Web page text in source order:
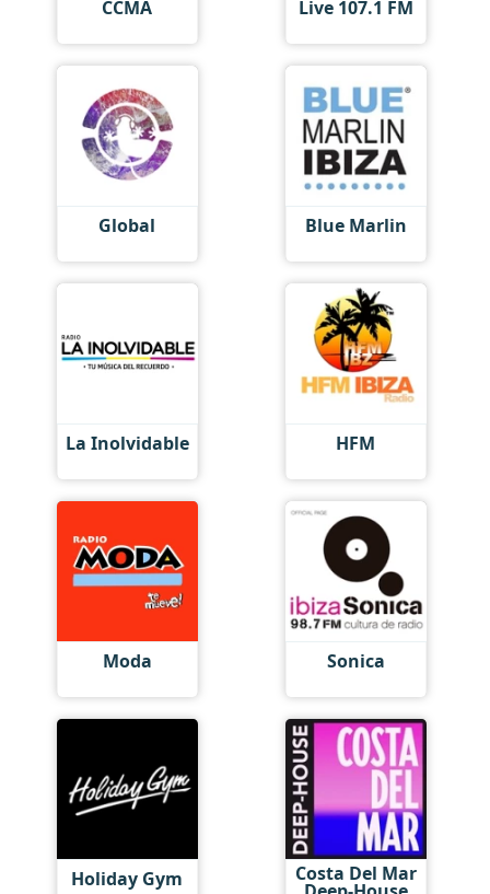
CCMA Live 107.1 FM
Global Blue Marlin
La Inolvidable HFM
Moda Sonica
Holiday Gym Costa Del Mar